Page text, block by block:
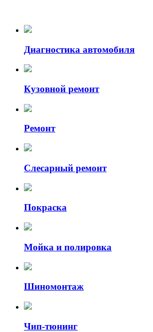
Диагностика автомобиля
Кузовной ремонт
Ремонт
Слесарный ремонт
Покраска
Мойка и полировка
Шиномонтаж
Чип-тюнинг